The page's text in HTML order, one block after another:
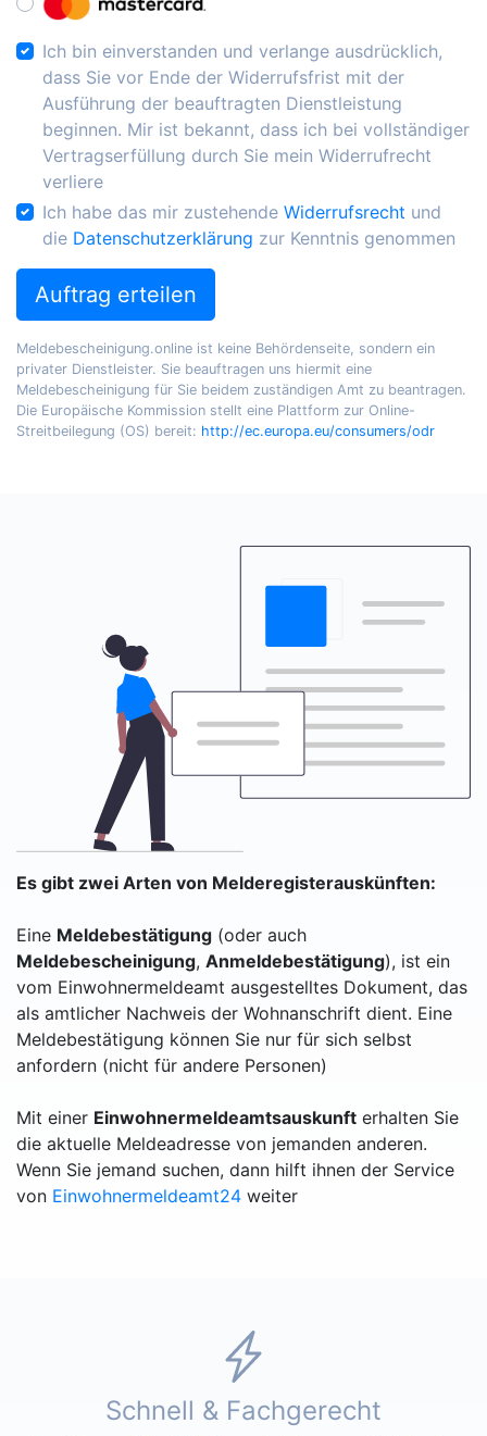
Ich bin einverstanden und verlange ausdrücklich,
dass Sie vor Ende der Widerrufsfrist mit der
Ausführung der beauftragten Dienstleistung
beginnen. Mir ist bekannt, dass ich bei vollständiger
Vertragserfüllung durch Sie mein Widerrufrecht
verliere
Ich habe das mir zustehende Widerrufsrecht und
die Datenschutzerklärung zur Kenntnis genommen
Auftrag erteilen
Meldebescheinigung.online ist keine Behördenseite, sondern ein
privater Dienstleister. Sie beauftragen uns hiermit eine
Meldebescheinigung für Sie beidem zuständigen Amt zu beantragen.
Die Europäische Kommission stellt eine Plattform zur Online-
Streitbeilegung (OS) bereit: http://ec.europa.eu/consumers/odr
Es gibt zwei Arten von Melderegisterauskünften:
Eine Meldebestätigung (oder auch
Meldebescheinigung, Anmeldebestätigung), ist ein
vom Einwohnermeldeamt ausgestelltes Dokument, das
als amtlicher Nachweis der Wohnanschrift dient. Eine
Meldebestätigung können Sie nur für sich selbst
anfordern (nicht für andere Personen)
Mit einer Einwohnermeldeamtsauskunft erhalten Sie
die aktuelle Meldeadresse von jemanden anderen.
Wenn Sie jemand suchen, dann hilft ihnen der Service
von Einwohnermeldeamt24 weiter
Schnell & Fachgerecht